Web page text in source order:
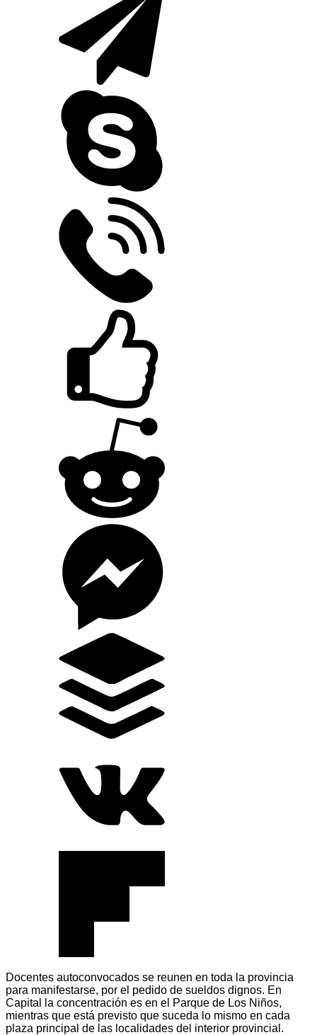
Docentes autoconvocados se reunen en toda la provincia
para manifestarse, por el pedido de sueldos dignos. En
Capital la concentración es en el Parque de Los Niños,
mientras que está previsto que suceda lo mismo en cada
plaza principal de las localidades del interior provincial.